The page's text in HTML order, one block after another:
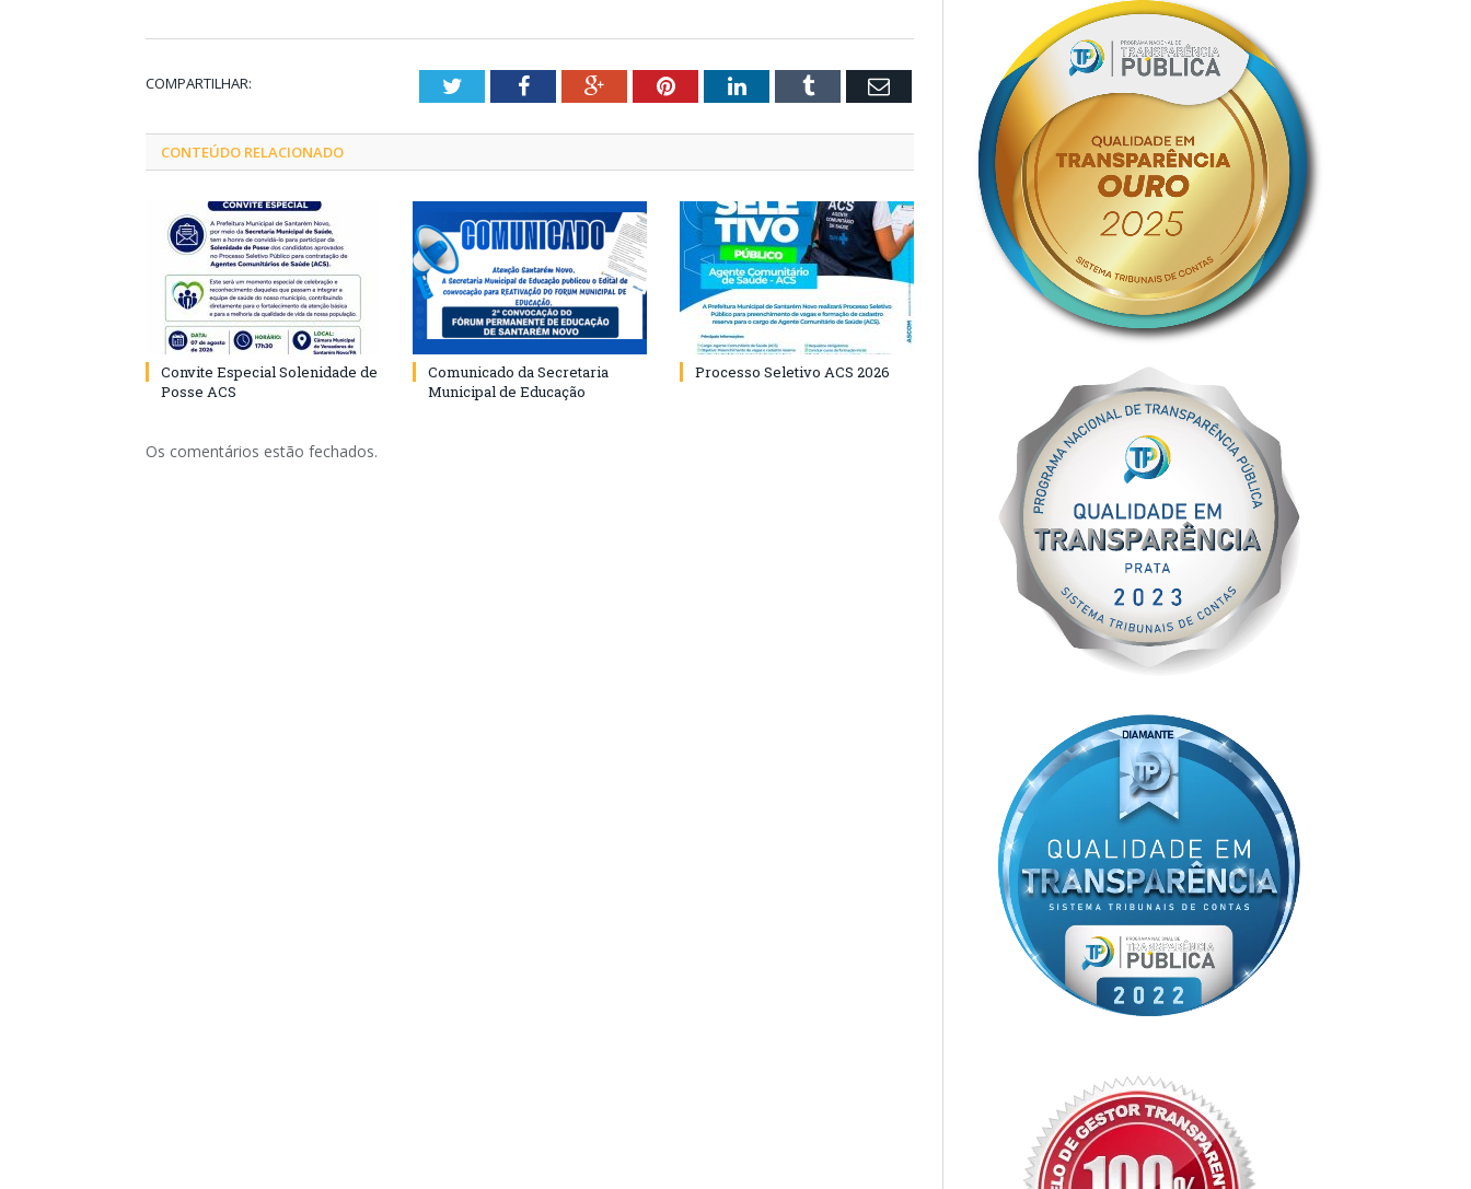
COMPARTILHAR: TwitterFacebookGoogle+PinterestLinkedInTumblr Email
CONTEÚDO RELACIONADO
Convite Especial Solenidade de
Posse ACS
Comunicado da Secretaria
Municipal de Educação
Processo Seletivo ACS 2026
Os comentários estão fechados.